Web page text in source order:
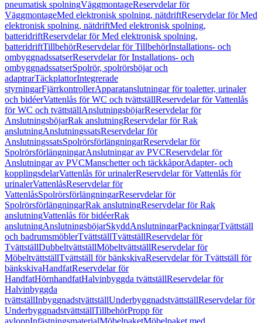
pneumatisk spolningVäggmontageReservdelar för
VäggmontageMed elektronisk spolning, nätdriftReservdelar för Med
elektronisk spolning, nätdriftMed elektronisk spolning,
batteridriftReservdelar för Med elektronisk spolning,
batteridriftTillbehörReservdelar för TillbehörInstallations- och
ombyggnadssatserReservdelar för Installations- och
ombyggnadssatserSpolrör, spolrörsböjar och
adaptrarTäckplattorIntegrerade
styrningarFjärrkontrollerApparatanslutningar för toaletter, urinaler
och bidéerVattenlås för WC och tvättställReservdelar för Vattenlås
för WC och tvättställAnslutningsböjarReservdelar för
AnslutningsböjarRak anslutningReservdelar för Rak
anslutningAnslutningssatsReservdelar för
AnslutningssatsSpolrörsförlängningarReservdelar för
SpolrörsförlängningarAnslutningar av PVCReservdelar för
Anslutningar av PVCManschetter och täckkåporAdapter- och
kopplingsdelarVattenlås för urinalerReservdelar för Vattenlås för
urinalerVattenlåsReservdelar för
VattenlåsSpolrörsförlängningarReservdelar för
SpolrörsförlängningarRak anslutningReservdelar för Rak
anslutningVattenlås för bidéerRak
anslutningAnslutningsböjarSkyddAnslutningarPackningarTvättställ
och badrumsmöblerTvättställTvättställReservdelar för
TvättställDubbeltvättställMöbeltvättställReservdelar för
MöbeltvättställTvättställ för bänkskivaReservdelar för Tvättställ för
bänkskivaHandfatReservdelar för
HandfatHörnhandfatHalvinbyggda tvättställReservdelar för
Halvinbyggda
tvättställInbyggnadstvättställUnderbyggnadstvättställReservdelar för
UnderbyggnadstvättställTillbehörPropp för
avloppInfästningsmaterialMöbelpaketMöbelpaket med